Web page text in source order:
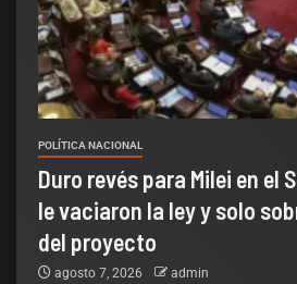
POLÍTICA NACIONAL
Duro revés para Milei en el
le vaciaron la ley y solo
del proyecto
agosto 7, 2026 admin